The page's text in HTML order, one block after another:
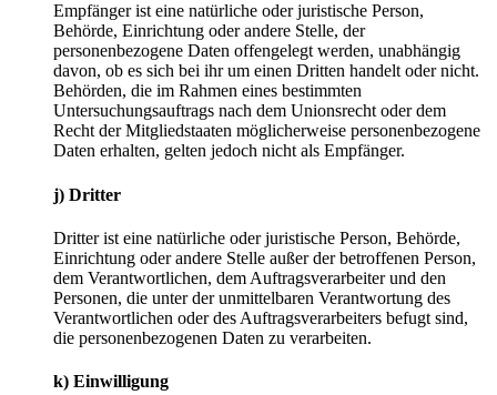
Empfänger ist eine natürliche oder juristische Person,
Behörde, Einrichtung oder andere Stelle, der
personenbezogene Daten offengelegt werden, unabhängig
davon, ob es sich bei ihr um einen Dritten handelt oder nicht.
Behörden, die im Rahmen eines bestimmten
Untersuchungsauftrags nach dem Unionsrecht oder dem
Recht der Mitgliedstaaten möglicherweise personenbezogene
Daten erhalten, gelten jedoch nicht als Empfänger.
j) Dritter
Dritter ist eine natürliche oder juristische Person, Behörde,
Einrichtung oder andere Stelle außer der betroffenen Person,
dem Verantwortlichen, dem Auftragsverarbeiter und den
Personen, die unter der unmittelbaren Verantwortung des
Verantwortlichen oder des Auftragsverarbeiters befugt sind,
die personenbezogenen Daten zu verarbeiten.
k) Einwilligung